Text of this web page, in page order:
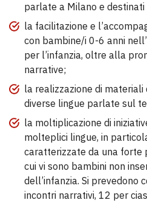
parlate a Milano e
la facilitazione e
con bambine/i 0-6 anni
per l’infanzia, oltre alla
narrative;
la realizzazione di materiali
diverse lingue parlate sul
la moltiplicazione di
molteplici lingue, in
caratterizzate da una forte
cui vi sono bambini non
dell’infanzia. Si prevedono
incontri narrativi, 12 per